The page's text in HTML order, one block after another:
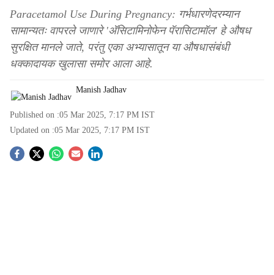
Paracetamol Use During Pregnancy: गर्भधारणेदरम्यान
सामान्यतः वापरले जाणारे 'अ‍ॅसिटामिनोफेन पॅरासिटामॉल' हे औषध
सुरक्षित मानले जाते, परंतु एका अभ्यासातून या औषधासंबंधी
धक्कादायक खुलासा समोर आला आहे.
Manish Jadhav
Published on :05 Mar 2025, 7:17 PM IST
Updated on :05 Mar 2025, 7:17 PM IST
S